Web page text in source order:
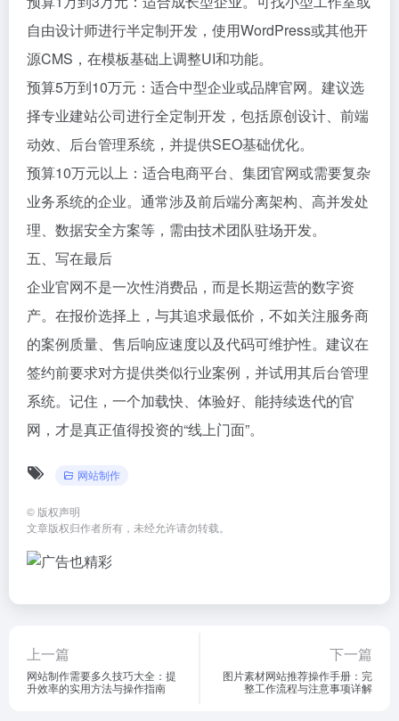
自由设计师进行半定制开发，使用WordPress或其他开
源CMS，在模板基础上调整UI和功能。
预算5万到10万元：适合中型企业或品牌官网。建议选
择专业建站公司进行全定制开发，包括原创设计、前端
动效、后台管理系统，并提供SEO基础优化。
预算10万元以上：适合电商平台、集团官网或需要复杂
业务系统的企业。通常涉及前后端分离架构、高并发处
理、数据安全方案等，需由技术团队驻场开发。
五、写在最后
企业官网不是一次性消费品，而是长期运营的数字资
产。在报价选择上，与其追求最低价，不如关注服务商
的案例质量、售后响应速度以及代码可维护性。建议在
签约前要求对方提供类似行业案例，并试用其后台管理
系统。记住，一个加载快、体验好、能持续迭代的官
网，才是真正值得投资的“线上门面”。
网站制作
© 版权声明
文章版权归作者所有，未经允许请勿转载。
上一篇
网站制作需要多久技巧大全：提
升效率的实用方法与操作指南
下一篇
图片素材网站推荐操作手册：完
整工作流程与注意事项详解